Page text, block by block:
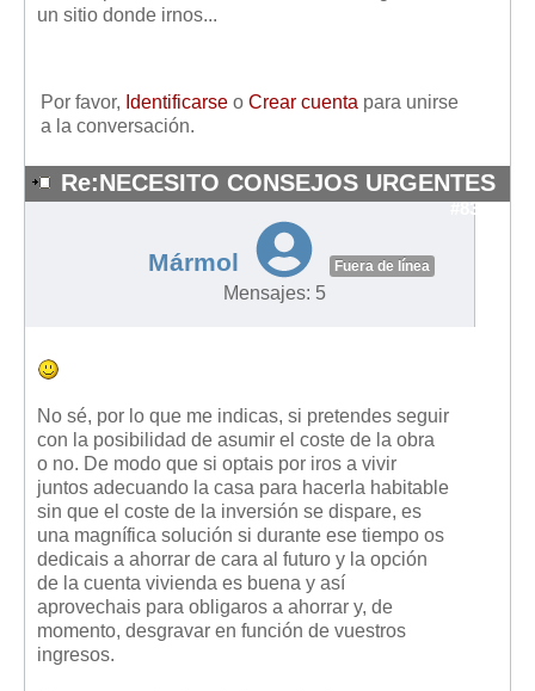
un sitio donde irnos...
Por favor, Identificarse o Crear cuenta para unirse
a la conversación.
Re:NECESITO CONSEJOS URGENTES
#8391
Mármol Fuera de línea
Mensajes: 5
No sé, por lo que me indicas, si pretendes seguir
con la posibilidad de asumir el coste de la obra
o no. De modo que si optais por iros a vivir
juntos adecuando la casa para hacerla habitable
sin que el coste de la inversión se dispare, es
una magnífica solución si durante ese tiempo os
dedicais a ahorrar de cara al futuro y la opción
de la cuenta vivienda es buena y así
aprovechais para obligaros a ahorrar y, de
momento, desgravar en función de vuestros
ingresos.